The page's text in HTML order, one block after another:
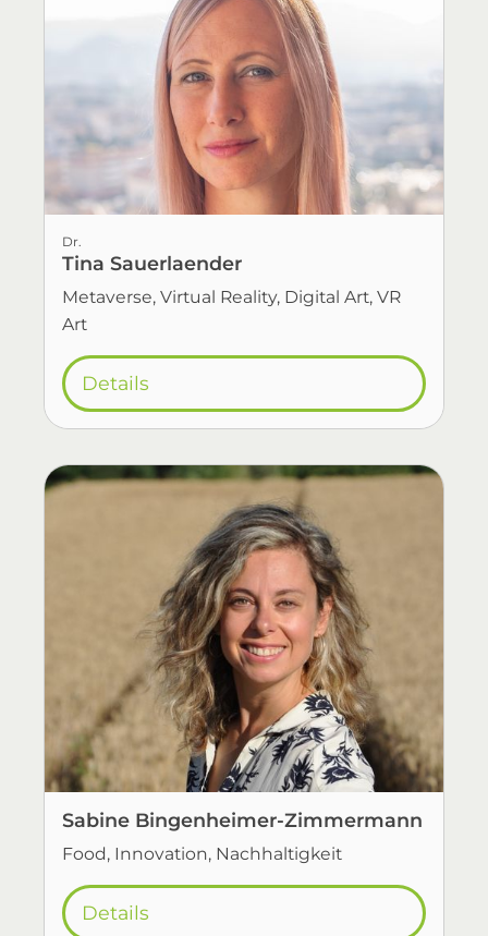
Dr.
Tina Sauerlaender
Metaverse, Virtual Reality, Digital Art, VR
Art
Details
Sabine Bingenheimer-Zimmermann
Food, Innovation, Nachhaltigkeit
Details